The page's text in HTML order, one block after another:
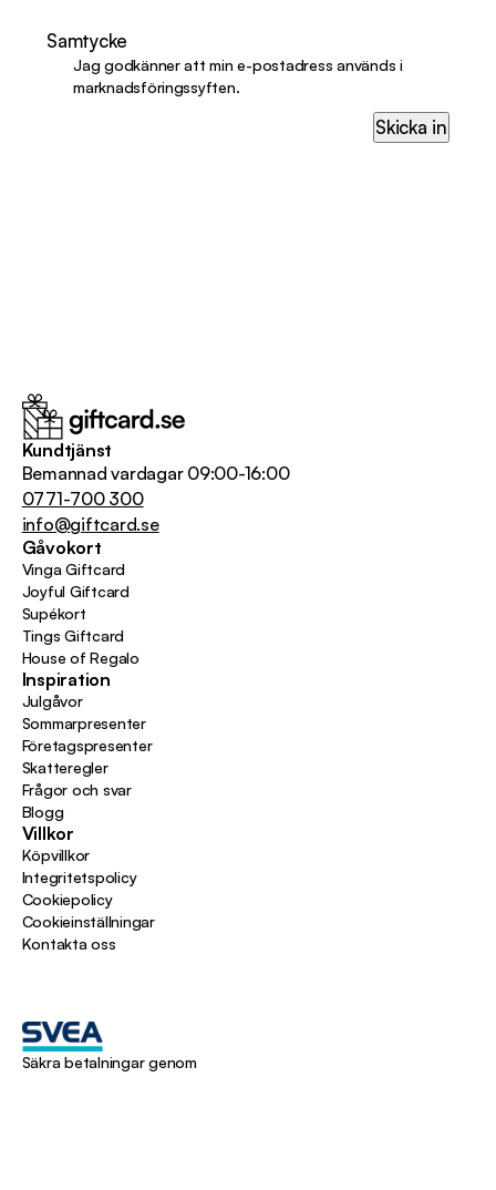
Samtycke
Jag godkänner att min e-postadress används i
marknadsföringssyften.
Skicka in
Kundtjänst
Bemannad vardagar 09:00-16:00
0771-700 300
info@giftcard.se
Gåvokort
Vinga Giftcard
Joyful Giftcard
Supékort
Tings Giftcard
House of Regalo
Inspiration
Julgåvor
Sommarpresenter
Företagspresenter
Skatteregler
Frågor och svar
Blogg
Villkor
Köpvillkor
Integritetspolicy
Cookiepolicy
Cookieinställningar
Kontakta oss
Säkra betalningar genom